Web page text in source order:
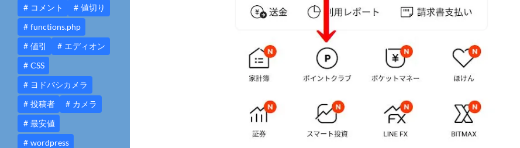
コメント
値切り
functions.php
値引
エディオン
CSS
ヨドバシカメラ
投稿者
カメラ
最安値
wordpress